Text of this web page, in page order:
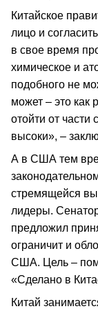
Китайское
лицо и
в свое время
химическое и
подобного не
может – это как
отойти от части
высоки», –
А в США тем
стремящейся
лидеры.
предложил
ограничит и
США. Цель –
«Сделано в
Китай